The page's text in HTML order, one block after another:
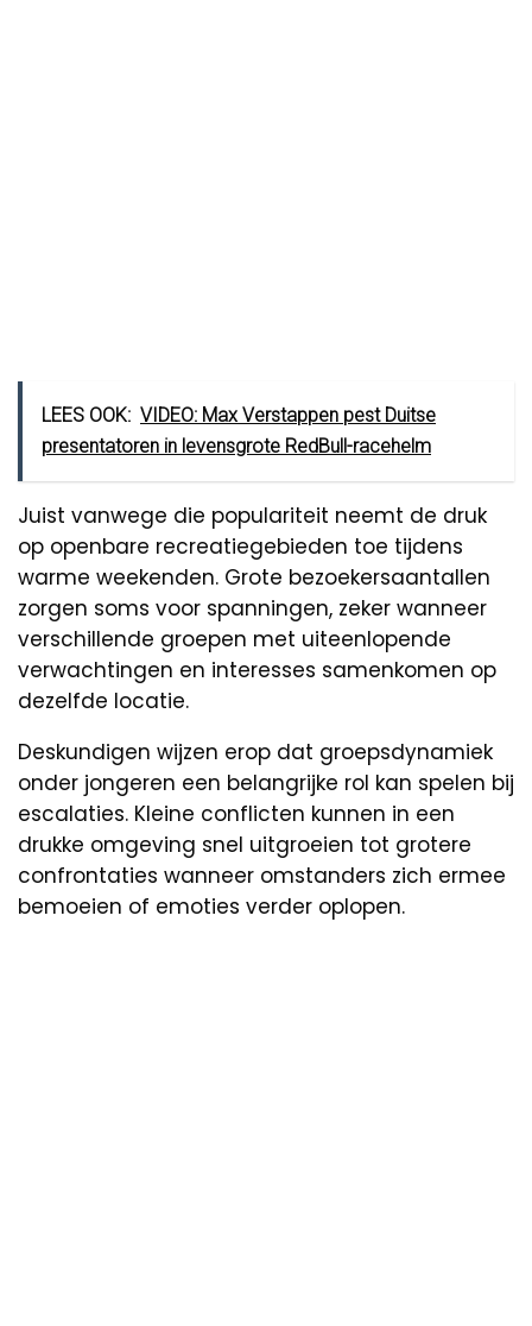
LEES OOK: VIDEO: Max Verstappen pest Duitse
presentatoren in levensgrote RedBull-racehelm
Juist vanwege die populariteit neemt de druk
op openbare recreatiegebieden toe tijdens
warme weekenden. Grote bezoekersaantallen
zorgen soms voor spanningen, zeker wanneer
verschillende groepen met uiteenlopende
verwachtingen en interesses samenkomen op
dezelfde locatie.
Deskundigen wijzen erop dat groepsdynamiek
onder jongeren een belangrijke rol kan spelen bij
escalaties. Kleine conflicten kunnen in een
drukke omgeving snel uitgroeien tot grotere
confrontaties wanneer omstanders zich ermee
bemoeien of emoties verder oplopen.